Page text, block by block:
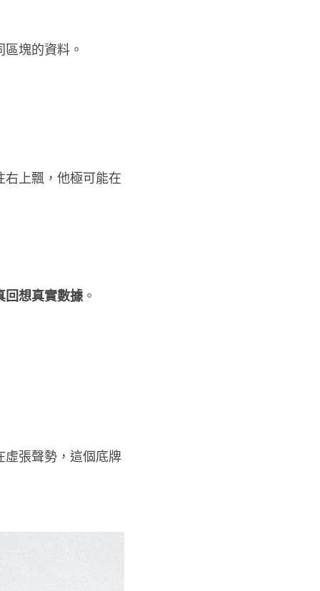
塊的資料。
上飄，他極可能在
回想真實數據 。
虛張聲勢，這個底牌